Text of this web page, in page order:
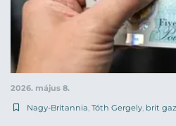
2026. május 8.
Nagy-Britannia, Tóth Gergely, brit